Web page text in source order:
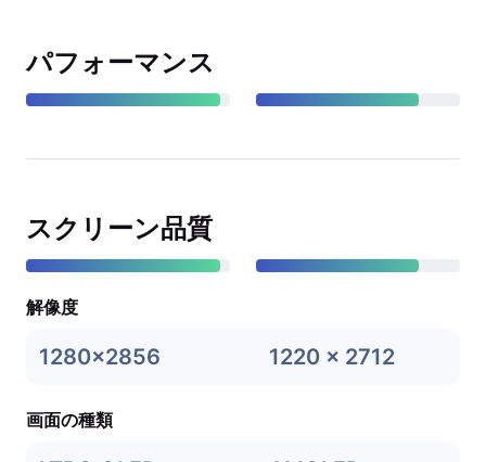
パフォーマンス
スクリーン品質
解像度
1280x2856 1220 x 2712
画面の種類